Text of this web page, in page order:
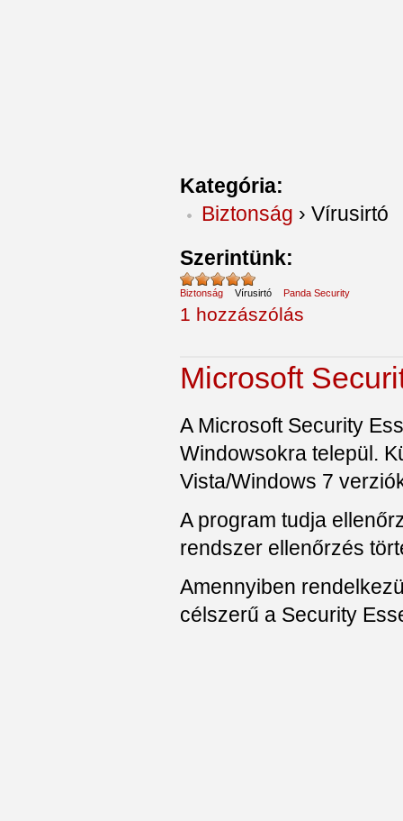
Kategória:
Biztonság › Vírusirtó
Szerintünk:
Biztonság Vírusirtó Panda Security
1 hozzászólás
Microsoft
A Microsoft Security
Windowsokra települ.
Vista/Windows 7
A program tudja
rendszer ellenőrzés
Amennyiben
célszerű a Security